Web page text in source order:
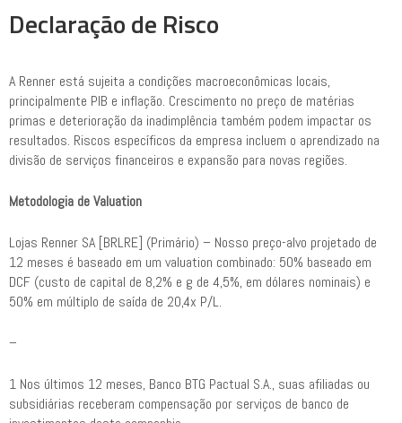
Declaração de Risco
A Renner está sujeita a condições macroeconômicas locais,
principalmente PIB e inflação. Crescimento no preço de matérias
primas e deterioração da inadimplência também podem impactar os
resultados. Riscos específicos da empresa incluem o aprendizado na
divisão de serviços financeiros e expansão para novas regiões.
Metodologia de Valuation
Lojas Renner SA [BRLRE] (Primário) – Nosso preço-alvo projetado de
12 meses é baseado em um valuation combinado: 50% baseado em
DCF (custo de capital de 8,2% e g de 4,5%, em dólares nominais) e
50% em múltiplo de saída de 20,4x P/L.
–
1 Nos últimos 12 meses, Banco BTG Pactual S.A., suas afiliadas ou
subsidiárias receberam compensação por serviços de banco de